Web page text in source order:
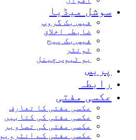
سوشل میڈیا
فیس بک گروپ
ضابطہ اخلاق
فیس بک پیج
ٹوئٹر
یو ٹیوب چینل
پریس
رابطہ
عکسی مفتی
عکسی مفتی کا تعارف
عکسی مفتی کی کتابیں
عکسی مفتی کی تصاویر
عکسی مفتی کے انٹرویو